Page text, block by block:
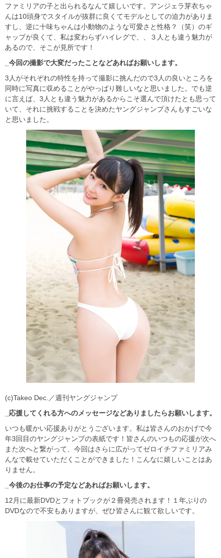
ファミリアの子と出られるなんて嬉しいです。アンジェラ芽衣ちゃ
んは10頭身でスタイルが抜群に良くてモデルとしての迫力がありま
すし、逆に十味ちゃんは小動物のような可愛さと性格？（笑）のギ
ャップが良くて、私は変わらずハイレグで、、３人とも違う魅力が
あるので、そこが見所です！
_今回の撮影で大変だったことなどあればお願いします。
3人がそれぞれの特性を持って撮影に挑んだので3人の良いところを
同時に写真に収めることがやっぱり難しいなと思いました。でも逆
に言えば、3人とも違う魅力があるからこそ選んで頂けたとも思って
いて、それに挑戦することを決めたヤングジャンプさんもすごいな
と思いました。
(c)Takeo Dec.／週刊ヤングジャンプ
_応援してくれる方へのメッセージなどありましたらお願いします。
いつも暖かい応援ありがとうございます。私は皆さんのおかげで今
年3回目のヤングジャンプの表紙です！皆さんのいつもの応援が次へ
また次へと繋がって、今回はさらに広がってゼロイチファミリアみ
んなで載せていただくことができました！こんなに嬉しいことはあ
りません。
_今後のお仕事の予定などあればお願いします。
12月に最新DVDとフォトブックが２冊発売されます！１年ぶりの
DVDなので不安もありますが、ぜひ皆さんに観て欲しいです。